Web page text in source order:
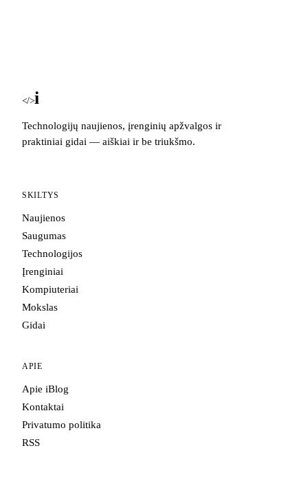
</>iBlog
Technologijų naujienos, įrenginių apžvalgos ir
praktiniai gidai — aiškiai ir be triukšmo.
SKILTYS
Naujienos
Saugumas
Technologijos
Įrenginiai
Kompiuteriai
Mokslas
Gidai
APIE
Apie iBlog
Kontaktai
Privatumo politika
RSS